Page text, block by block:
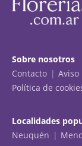
Sobre nosotros
Contacto
Aviso
Política de
Localidades
Neuquén